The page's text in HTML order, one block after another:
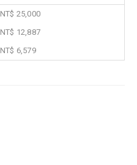
NT$ 25,000
NT$ 12,887
NT$ 6,579